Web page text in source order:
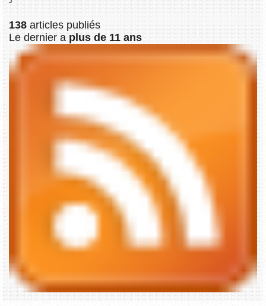
138 articles publiés
Le dernier a plus de 11 ans